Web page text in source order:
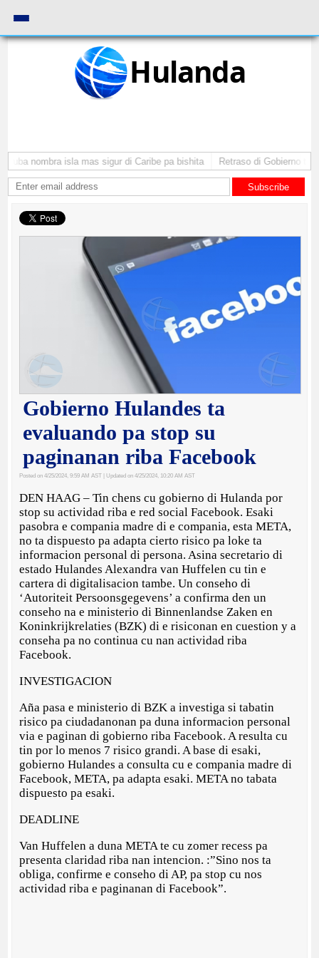
Hulanda
nombra isla mas sigur di Caribe pa bishita Retraso di Gobierno ta
Subscribe
Gobierno Hulandes ta
evaluando pa stop su
paginanan riba Facebook
Posted on 4/25/2024, 9:59 AM AST | Updated on 4/25/2024, 10:20 AM AST
DEN HAAG – Tin chens cu gobierno di Hulanda por
stop su actividad riba e red social Facebook. Esaki
pasobra e compania madre di e compania, esta META,
no ta dispuesto pa adapta cierto risico pa loke ta
informacion personal di persona. Asina secretario di
estado Hulandes Alexandra van Huffelen cu tin e
cartera di digitalisacion tambe. Un conseho di
‘Autoriteit Persoonsgegevens’ a confirma den un
conseho na e ministerio di Binnenlandse Zaken en
Koninkrijkrelaties (BZK) di e risiconan en cuestion y a
conseha pa no continua cu nan actividad riba
Facebook.
INVESTIGACION
Aña pasa e ministerio di BZK a investiga si tabatin
risico pa ciudadanonan pa duna informacion personal
via e paginan di gobierno riba Facebook. A resulta cu
tin por lo menos 7 risico grandi. A base di esaki,
gobierno Hulandes a consulta cu e compania madre di
Facebook, META, pa adapta esaki. META no tabata
dispuesto pa esaki.
DEADLINE
Van Huffelen a duna META te cu zomer recess pa
presenta claridad riba nan intencion. :”Sino nos ta
obliga, confirme e conseho di AP, pa stop cu nos
actividad riba e paginanan di Facebook”.